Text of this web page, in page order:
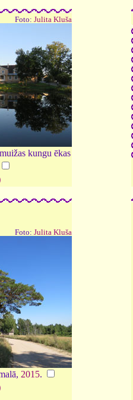
Foto: Julita Kluša
kungu ēkas
Foto: Julita Kluša
2015.